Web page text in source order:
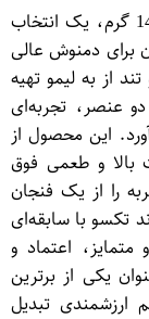
کالای چای سیاه و به لیمو برند تکسو با وزن 140 گرم، یک انتخاب
برای دمنوش عالی
از به لیمو تهیه
عنصر، تجربه‌ای
این محصول از
بالا و طعمی فوق
را از یک فنجان
تکسو با سابقه‌ای
اعتماد و
یکی از برترین
ارزشمندی تبدیل